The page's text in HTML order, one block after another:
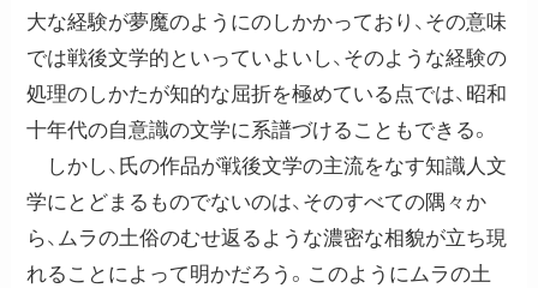
大な経験が夢魔のようにのしかかっており、その意味
では戦後文学的といっていよいし、そのような経験の
処理のしかたが知的な屈折を極めている点では、昭和
十年代の自意識の文学に系譜づけることもできる。
しかし、氏の作品が戦後文学の主流をなす知識人文
学にとどまるものでないのは、そのすべての隅々か
ら、ムラの土俗のむせ返るような濃密な相貌が立ち現
れることによって明かだろう。このようにムラの土